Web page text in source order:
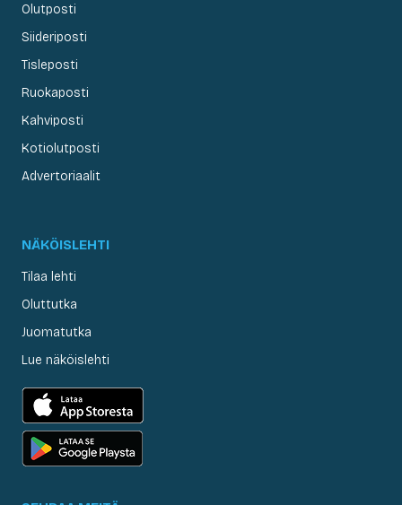
Olutposti
Siideriposti
Tisleposti
Ruokaposti
Kahviposti
Kotiolutposti
Advertoriaalit
NÄKÖISLEHTI
Tilaa lehti
Oluttutka
Juomatutka
Lue näköislehti